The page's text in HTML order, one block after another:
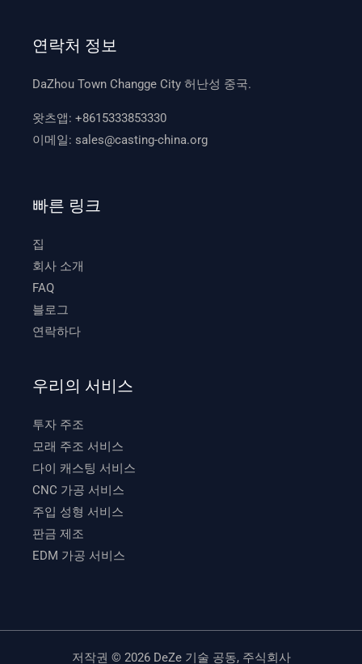
연락처 정보
DaZhou Town Changge City 허난성 중국.
왓츠앱:+8615333853330
이메일:sales@casting-china.org
빠른 링크
집
회사 소개
FAQ
블로그
연락하다
우리의 서비스
투자 주조
모래 주조 서비스
다이 캐스팅 서비스
CNC 가공 서비스
주입 성형 서비스
판금 제조
EDM 가공 서비스
저작권 © 2026 DeZe 기술 공동, 주식회사